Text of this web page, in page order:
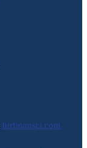
birfinansci.com